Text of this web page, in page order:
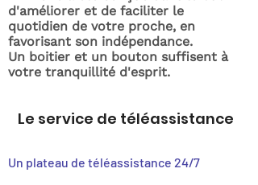
d'améliorer et de faciliter le
quotidien de votre proche, en
favorisant son indépendance.
Un boitier et un bouton suffisent à
votre tranquillité d'esprit.
Le service de téléassistance
Un plateau de téléassistance 24/7